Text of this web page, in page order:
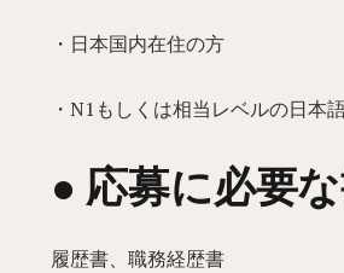
・日本国内在住の方
・N1もしくは相当レベルの日本
● 応募に必要
履歴書、職務経歴書